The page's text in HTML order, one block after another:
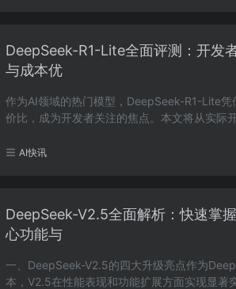
DeepSeek-R1-Lite全面评测：开发
与成本优
作为AI领域的热门模型，DeepSeek-R1-Lite凭
价比，成为开发者关注的焦点。本文将从实际
AI快讯
DeepSeek-V2.5全面解析：快速掌
心功能与
一、DeepSeek-V2.5的四大升级亮点作为
本，V2.5在性能表现和功能扩展方面实现显著